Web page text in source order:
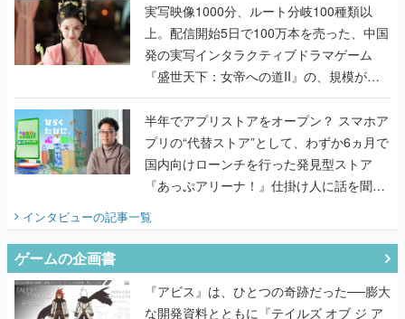
んだレジェンド2人に訊く開発秘話
実写映像1000分、ルート分岐100種類以
上。配信開始5日で100万本を売った、中国
発の実写インタラクティブドラマゲーム
『盛世天下：女帝への道II』の、規模が違
うこだわりをプロデューサーに聞いた
半年でアプリストアをオープン？ スマホア
プリの“代替ストア”として、わずか6ヵ月で
国内向けローンチを行った発見型ストア
『あっぷアリーナ！』仕掛け人に話を聞い
てみた
インタビューの記事一覧
ゲームの企画書
『アビス』は、ひとつの奇跡だった──膨大
な開発資料とともに『テイルズ オブ ジ ア